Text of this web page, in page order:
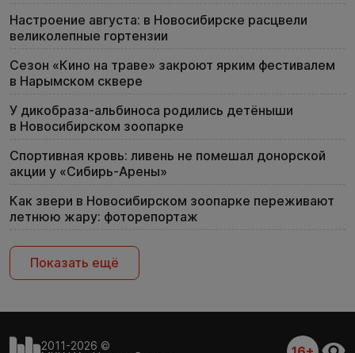
Настроение августа: в Новосибирске расцвели
великолепные гортензии
Сезон «Кино на траве» закроют ярким фестивалем
в Нарымском сквере
У дикобраза-альбиноса родились детёныши
в Новосибирском зоопарке
Спортивная кровь: ливень не помешал донорской
акции у «Сибирь-Арены»
Как звери в Новосибирском зоопарке переживают
летнюю жару: фоторепортаж
Показать ещё
2011-2026 ©